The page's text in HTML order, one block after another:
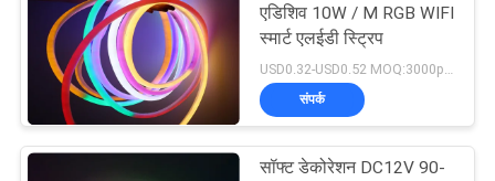
स्मार्ट एलईडी पट्टी
17
एडिशिव 10W / M RGB WIFI
स्मार्ट एलईडी स्ट्रिप
संपर्क
सॉफ्ट डेकोरेशन DC12V 90-